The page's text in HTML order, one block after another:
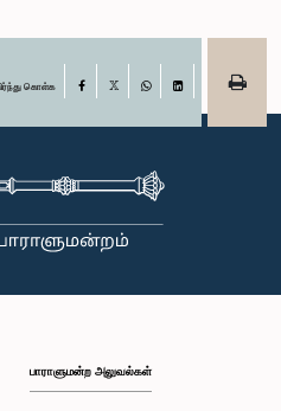
கொள்க Facebook
பாராளுமன்ற அலுவல்கள்